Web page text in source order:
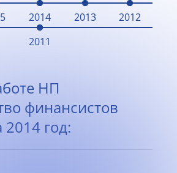
2014 2013
2012
2011
НП
финансистов
2014 год: